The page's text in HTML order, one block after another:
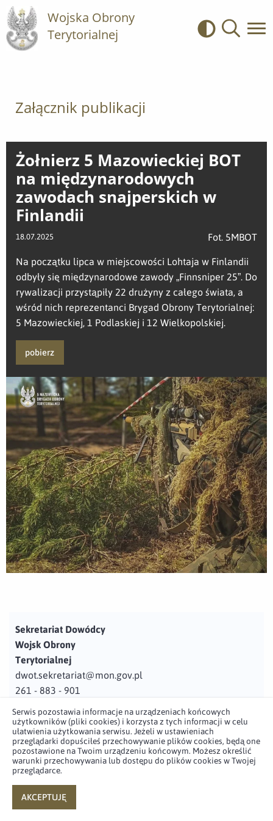
Wojska Obrony
Terytorialnej
Kontrast
Załącznik publikacji
Żołnierz 5 Mazowieckiej BOT
na międzynarodowych
zawodach snajperskich w
Finlandii
18.07.2025 Fot. 5MBOT
Na początku lipca w miejscowości Lohtaja w Finlandii
odbyły się międzynarodowe zawody „Finnsniper 25”. Do
rywalizacji przystąpiły 22 drużyny z całego świata, a
wśród nich reprezentanci Brygad Obrony Terytorialnej:
5 Mazowieckiej, 1 Podlaskiej i 12 Wielkopolskiej.
pobierz
Sekretariat Dowódcy
Wojsk Obrony
Terytorialnej
dwot.sekretariat@mon.gov.pl
261 - 883 - 901
Adres
ul. Juzistek 2
05-131 Zegrze
Profil użytkownika w serwisie
Profil użytkownika w serwisie
Serwis pozostawia informacje na urządzeniach końcowych
użytkowników (pliki cookies) i korzysta z tych informacji w celu
ułatwienia użytkowania serwisu. Jeżeli w ustawieniach
przeglądarki dopuściłeś przechowywanie plików cookies, będą one
pozostawione na Twoim urządzeniu końcowym. Możesz określić
warunki przechowywania lub dostępu do plików cookies w Twojej
przeglądarce.
AKCEPTUJĘ